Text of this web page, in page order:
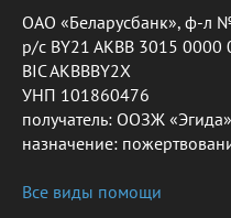
ОАО «Беларусбанк», ф-л
р/с BY21 AKBB 3015
BIC AKBBBY2X
УНП 101860476
получатель: ООЗЖ «Эгида»
назначение:
Все виды помощи